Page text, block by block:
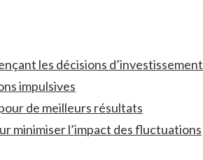
les décisions d’investissement
impulsives
de meilleurs‌ résultats
‌minimiser l’impact des ​fluctuations⁣